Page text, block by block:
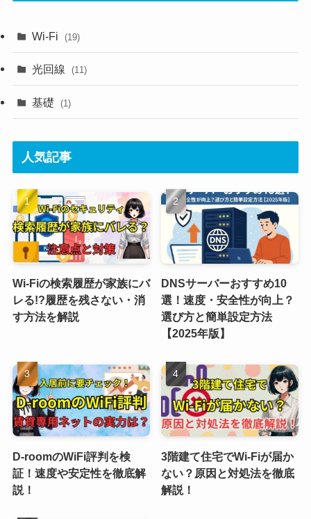
Wi-Fi (19)
光回線 (11)
基礎 (1)
人気記事
Wi-Fiの検索履歴が家族にバ
レる!?履歴を残さない・消
す方法を解説
DNSサーバーおすすめ10
選！速度・安全性が向上？
選び方と簡単設定方法
【2025年版】
D-roomのWiFi評判を検
証！速度や安定性を徹底解
説！
3階建て住宅でWi-Fiが届か
ない？原因と対処法を徹底
解説！